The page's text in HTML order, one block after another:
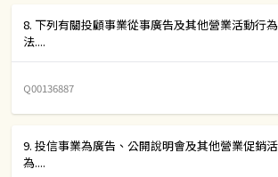
8. 下列有關投顧事業從事廣告及其他營業活動行
法....
Q00136887
9. 投信事業為廣告、公開說明會及其他營業促銷
為....